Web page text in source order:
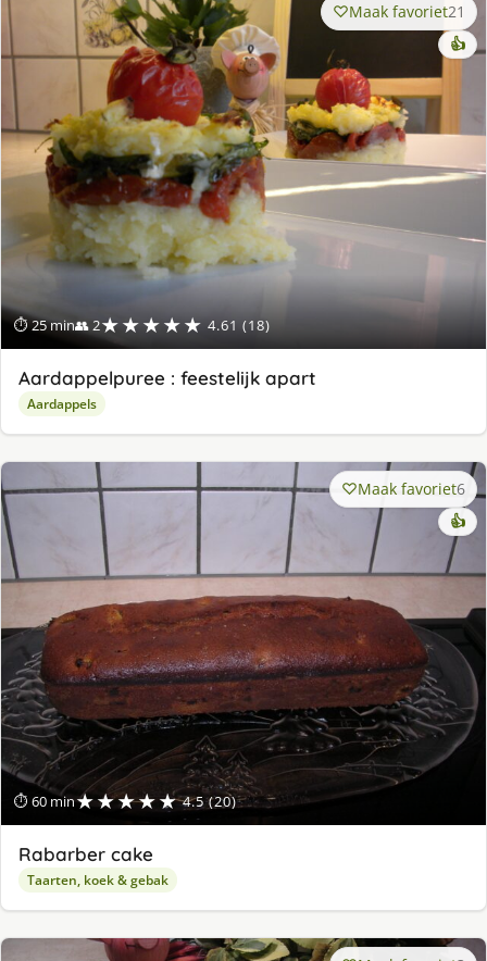
⏱ 25 min👥 2★★★★★ 4.61 (18)
Maak favoriet21
👍
Aardappelpuree : feestelijk apart
Aardappels
⏱ 60 min★★★★★ 4.5 (20)
Maak favoriet6
👍
Rabarber cake
Taarten, koek & gebak